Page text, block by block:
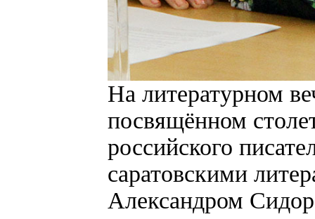
На литературном
посвящённом
российского
саратовскими
Александром